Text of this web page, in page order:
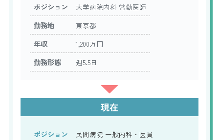
ポジション 大学病院内科 常勤医師
勤務地 東京都
年収 1,200万円
勤務形態 週5.5日
現在
ポジション 民間病院 一般内科・医員